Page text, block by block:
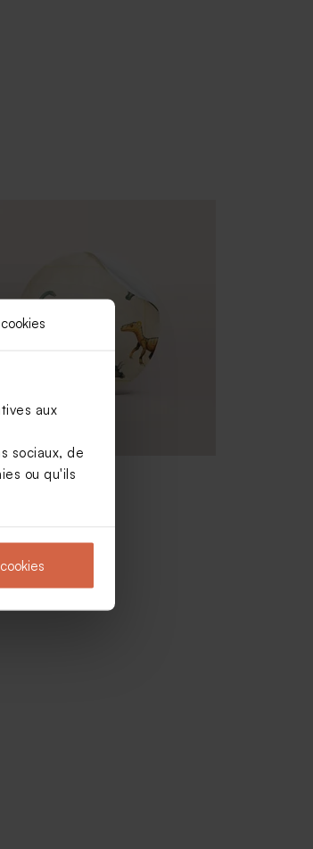
aux
sociaux, de
ou qu'ils
fête dinosaures